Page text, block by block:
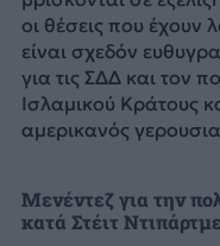
οι θέσεις που έχουν
είναι σχεδόν
για τις ΣΔΔ και τον
Ισλαμικού Κράτους
αμερικανός
Μενέντεζ για την
κατά Στέιτ